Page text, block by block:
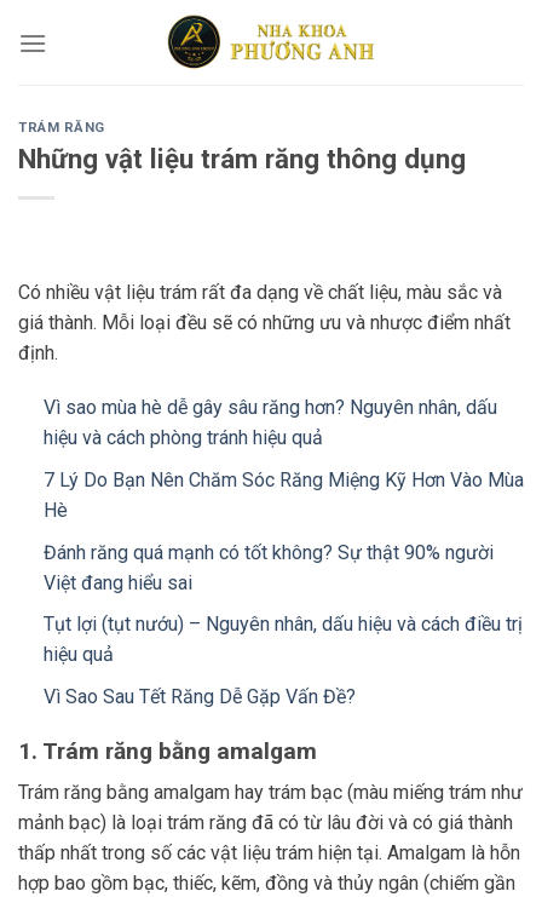
TRÁM RĂNG
Những vật liệu trám răng thông dụng
Có nhiều vật liệu trám rất đa dạng về chất liệu, màu sắc và
giá thành. Mỗi loại đều sẽ có những ưu và nhược điểm nhất
định.
Vì sao mùa hè dễ gây sâu răng hơn? Nguyên nhân, dấu
hiệu và cách phòng tránh hiệu quả
7 Lý Do Bạn Nên Chăm Sóc Răng Miệng Kỹ Hơn Vào Mùa
Hè
Đánh răng quá mạnh có tốt không? Sự thật 90% người
Việt đang hiểu sai
Tụt lợi (tụt nướu) – Nguyên nhân, dấu hiệu và cách điều trị
hiệu quả
Vì Sao Sau Tết Răng Dễ Gặp Vấn Đề?
1. Trám răng bằng amalgam
Trám răng bằng amalgam hay trám bạc (màu miếng trám như
mảnh bạc) là loại trám răng đã có từ lâu đời và có giá thành
thấp nhất trong số các vật liệu trám hiện tại. Amalgam là hỗn
hợp bao gồm bạc, thiếc, kẽm, đồng và thủy ngân (chiếm gần